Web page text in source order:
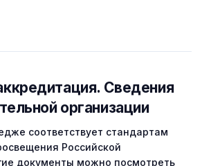
Cведения
организации
соответствует стандартам
Российской
документы можно посмотреть